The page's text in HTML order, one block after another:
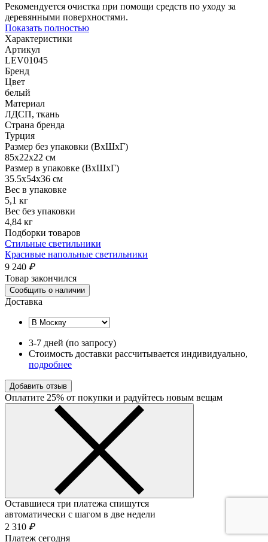
Рекомендуется очистка при помощи средств по уходу за
деревянными поверхностями.
Показать полностью
Характеристики
Артикул
LEV01045
Бренд
Цвет
белый
Материал
ЛДСП, ткань
Страна бренда
Турция
Размер без упаковки (ВхШхГ)
85x22x22 см
Размер в упаковке (ВхШхГ)
35.5x54x36 см
Вес в упаковке
5,1 кг
Вес без упаковки
4,84 кг
Подборки товаров
Стильные светильники
Красивые напольные светильники
9 240 ₽
Товар закончился
Сообщить о наличии
Доставка
3-7 дней (по запросу)
Стоимость доставки рассчитывается индивидуально,
подробнее
Добавить отзыв
Оплатите 25% от покупки и радуйтесь новым вещам
Оставшиеся три платежа спишутся
автоматически с шагом в две недели
2 310 ₽
Платеж сегодня